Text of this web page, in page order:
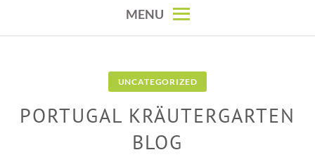
MENU
UNCATEGORIZED
PORTUGAL KRÄUTERGARTEN
BLOG